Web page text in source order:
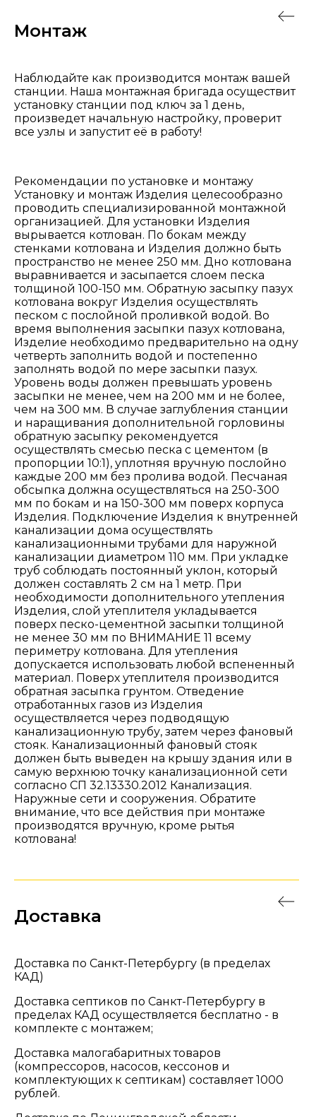
Монтаж
Наблюдайте как производится монтаж вашей
станции. Наша монтажная бригада осуществит
установку станции под ключ за 1 день,
произведет начальную настройку, проверит
все узлы и запустит её в работу!
Рекомендации по установке и монтажу
Установку и монтаж Изделия целесообразно
проводить специализированной монтажной
организацией. Для установки Изделия
вырывается котлован. По бокам между
стенками котлована и Изделия должно быть
пространство не менее 250 мм. Дно котлована
выравнивается и засыпается слоем песка
толщиной 100-150 мм. Обратную засыпку пазух
котлована вокруг Изделия осуществлять
песком с послойной проливкой водой. Во
время выполнения засыпки пазух котлована,
Изделие необходимо предварительно на одну
четверть заполнить водой и постепенно
заполнять водой по мере засыпки пазух.
Уровень воды должен превышать уровень
засыпки не менее, чем на 200 мм и не более,
чем на 300 мм. В случае заглубления станции
и наращивания дополнительной горловины
обратную засыпку рекомендуется
осуществлять смесью песка с цементом (в
пропорции 10:1), уплотняя вручную послойно
каждые 200 мм без пролива водой. Песчаная
обсыпка должна осуществляться на 250-300
мм по бокам и на 150-300 мм поверх корпуса
Изделия. Подключение Изделия к внутренней
канализации дома осуществлять
канализационными трубами для наружной
канализации диаметром 110 мм. При укладке
труб соблюдать постоянный уклон, который
должен составлять 2 см на 1 метр. При
необходимости дополнительного утепления
Изделия, слой утеплителя укладывается
поверх песко-цементной засыпки толщиной
не менее 30 мм по ВНИМАНИЕ 11 всему
периметру котлована. Для утепления
допускается использовать любой вспененный
материал. Поверх утеплителя производится
обратная засыпка грунтом. Отведение
отработанных газов из Изделия
осуществляется через подводящую
канализационную трубу, затем через фановый
стояк. Канализационный фановый стояк
должен быть выведен на крышу здания или в
самую верхнюю точку канализационной сети
согласно СП 32.13330.2012 Канализация.
Наружные сети и сооружения. Обратите
внимание, что все действия при монтаже
производятся вручную, кроме рытья
котлована!
Доставка
Доставка по Санкт-Петербургу (в пределах
КАД)
Доставка септиков по Санкт-Петербургу в
пределах КАД осуществляется бесплатно - в
комплекте с монтажем;
Доставка малогабаритных товаров
(компрессоров, насосов, кессонов и
комплектующих к септикам) составляет 1000
рублей.